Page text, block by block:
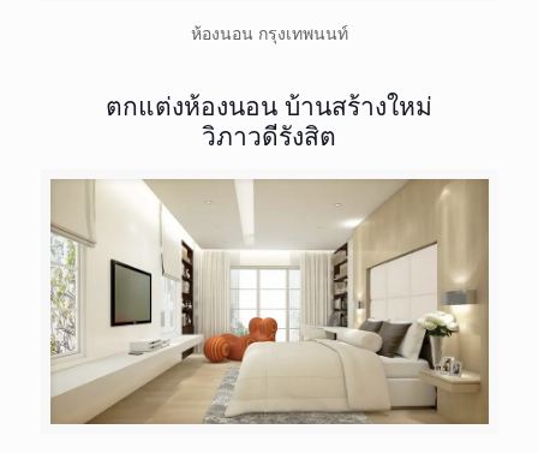
ห้องนอน กรุงเทพนนท์
ตกแต่งห้องนอน บ้านสร้างใหม่
วิภาวดีรังสิต